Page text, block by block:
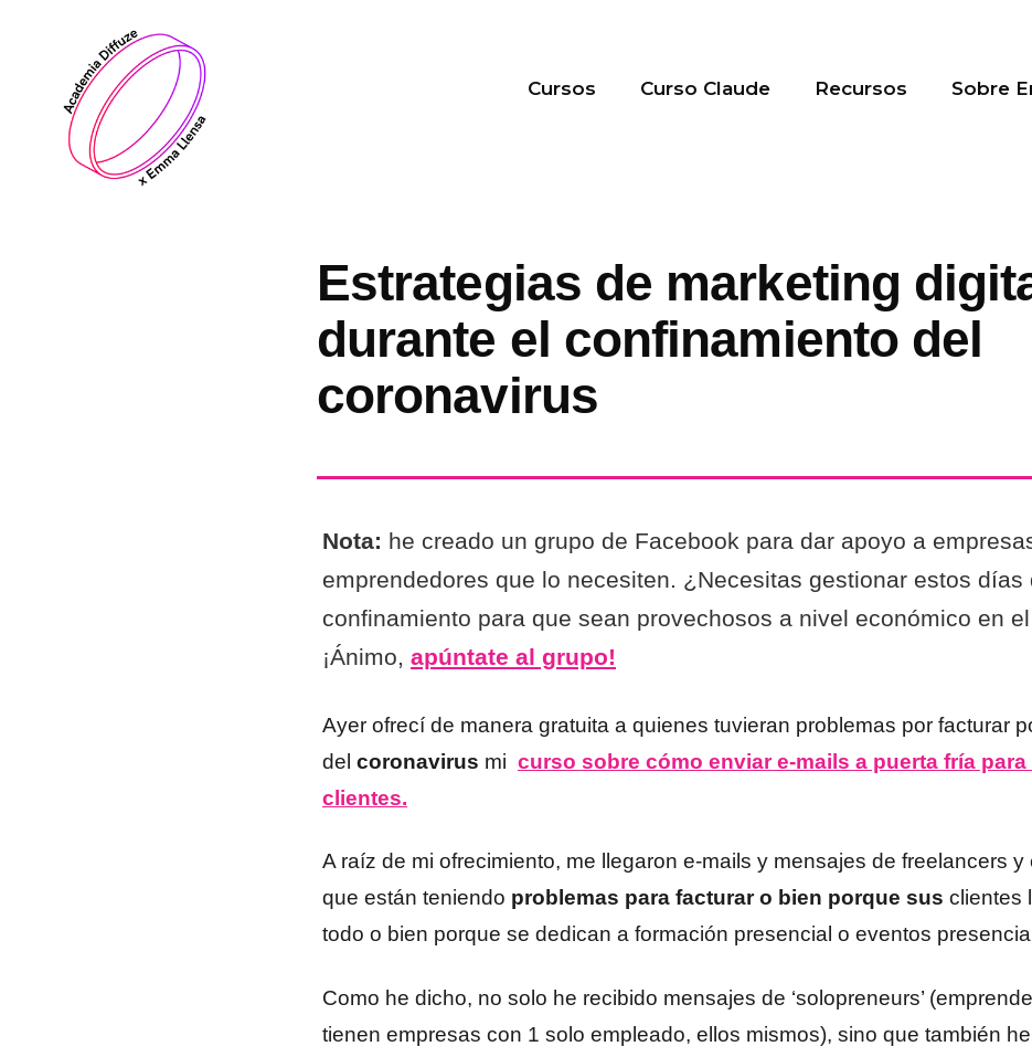
contenido
Cursos Curso Claude Recursos Sobre
Estrategias de marketing
durante el confinamiento del
coronavirus
Nota: he creado un grupo de Facebook para dar apoyo a
emprendedores que lo necesiten. ¿Necesitas gestionar estos días
confinamiento para que sean provechosos a nivel económico en
¡Ánimo, apúntate al grupo!
Ayer ofrecí de manera gratuita a quienes tuvieran problemas por facturar
del coronavirus mi curso sobre cómo enviar e-mails a puerta fría
clientes.
A raíz de mi ofrecimiento, me llegaron e-mails y mensajes de freelancers y
que están teniendo problemas para facturar o bien porque sus clientes
todo o bien porque se dedican a formación presencial o eventos
Como he dicho, no solo he recibido mensajes de ‘solopreneurs’
tienen empresas con 1 solo empleado, ellos mismos), sino que también